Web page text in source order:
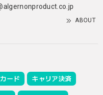
ABOUT
ード キャリア決済